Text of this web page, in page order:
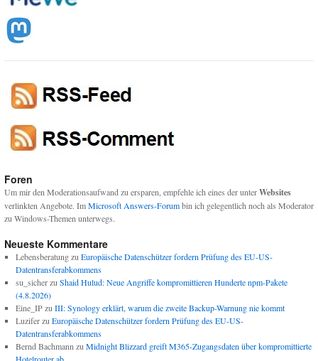
Foren
Um mir den Moderationsaufwand zu ersparen, empfehle ich eines der unterWebsites
verlinkten Angebote. ImMicrosoft Answers-Forumbin ich gelegentlich noch als Moderator
zu Windows-Themen unterwegs.
Neueste Kommentare
Lebensberatungzu Europäische Datenschützer fordern Prüfung des EU-US-
Datentransferabkommens
su_sicherzu Shaid Hulud: Neue Angriffe kompromittieren Hunderte npm-Pakete
(4.8.2026)
Eine_IPzu III: Synology erklärt, warum die zweite Backup-Warnung nie kommt
Luziferzu Europäische Datenschützer fordern Prüfung des EU-US-
Datentransferabkommens
Bernd Bachmann zu Midnight Blizzard greift M365-Zugangsdaten über kompromittierte